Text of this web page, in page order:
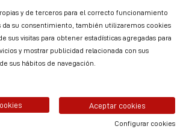
a twitter
a facebook
Link a ticktok
Link a linkedin
Legal
Uso de Cookies
y de terceros para el correcto funcionamiento
da su consentimiento, también utilizaremos cookies
sus visitas para obtener estadísticas agregadas para
y mostrar publicidad relacionada con sus
sus hábitos de navegación.
Aceptar cookies
Configurar cookies